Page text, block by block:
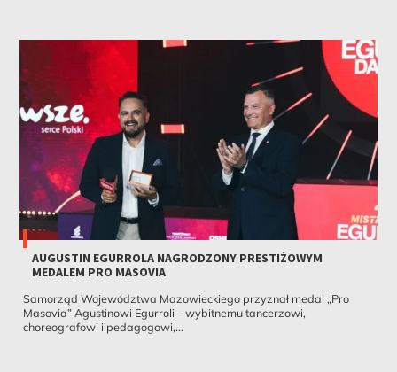
AUGUSTIN EGURROLA NAGRODZONY PRESTIŻOWYM
MEDALEM PRO MASOVIA
Samorząd Województwa Mazowieckiego przyznał medal „Pro
Masovia” Agustinowi Egurroli – wybitnemu tancerzowi,
choreografowi i pedagogowi,...